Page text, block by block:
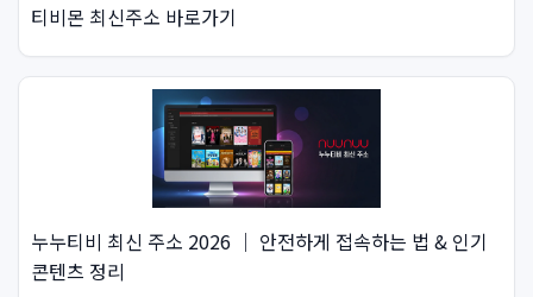
티비몬 최신주소 바로가기
누누티비 최신 주소 2026 ｜ 안전하게 접속하는 법 & 인기
콘텐츠 정리